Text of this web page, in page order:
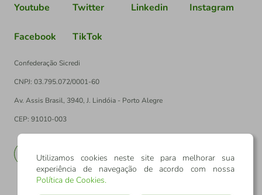
Youtube Twitter Linkedin Instagram
Facebook TikTok
Confederação Sicredi
CNPJ: 03.795.072/0001-60
Av. Assis Brasil, 3940, J. Lindóia - Porto Alegre
CEP: 91010-003
Utilizamos cookies neste site para melhorar sua
experiência de navegação de acordo com nossa
Política de Cookies.